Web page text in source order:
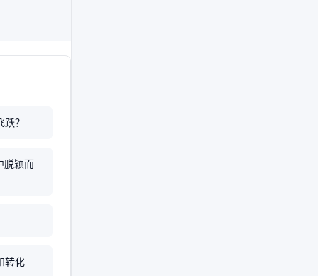
？
脱颖而
转化